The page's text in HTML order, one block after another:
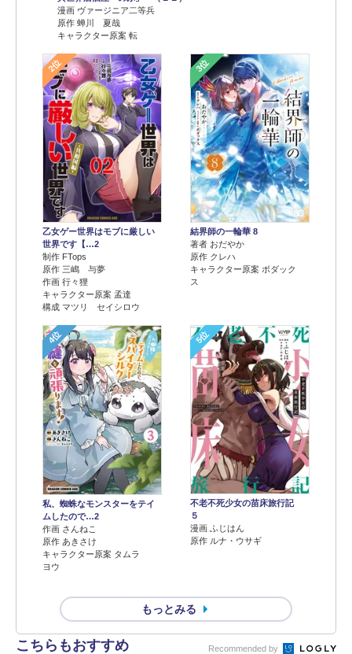
漫画 ヴァージニア二等兵
原作 蝉川 夏哉
キャラクター原案 転
2位
乙女ゲー世界はモブに厳しい
世界です【…2
制作 FTops
原作 三嶋 与夢
作画 行々狸
キャラクター原案 孟達
構成 マツリ セイシロウ
3位
結界師の一輪華 8
著者 おだやか
原作 クレハ
キャラクター原案 ボダック
ス
4位
私、蜘蛛なモンスターをテイ
ムしたので…2
作画 さんねこ
原作 あきさけ
キャラクター原案 タムラ
ヨウ
5位
不老不死少女の苗床旅行記
５
漫画 ふじはん
原作 ルナ・ウサギ
もっとみる
こちらもおすすめ Recommended by